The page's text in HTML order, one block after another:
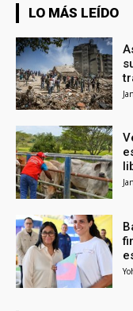
LO MÁS LEÍDO